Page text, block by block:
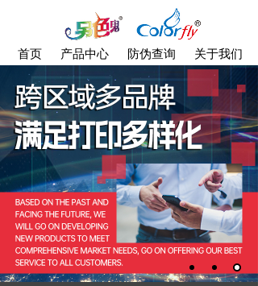
首页 产品中心 防伪查询
关于我们
销售网络